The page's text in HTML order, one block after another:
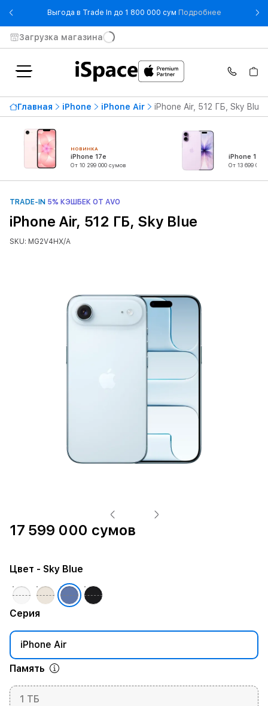
Выгода в Trade In до 1 800 000 сум Подробнее- Выгода в
Загрузка магазина
Главная iPhone iPhone Air iPhone Air, 512 ГБ, Sky Blue
НОВИНКА
iPhone 17e
От 10 299 000 сумов
iPhone 17
От 13 699 000
TRADE-IN 5% КЭШБЕК ОТ AVO
iPhone Air, 512 ГБ, Sky Blue
SKU: MG2V4HX/A
17 599 000 сумов
Серия
iPhone Air
Память
1 ТБ
Цвет - Sky Blue